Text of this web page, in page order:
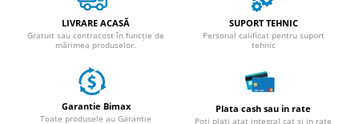
Masina Electrica 25 km/h
Masina Electrica 2 Locuri fara
Scutere Electrice
Cu 2 Roti
LIVRARE ACASĂ
Gratuit sau contracost în funcție de
mărimea produselor.
SUPORT TEHNIC
Personal calificat pentru suport
tehnic
Garantie Bimax
Toate produsele au Garantie
Plata cash sau in rate
Poti plati atat integral cat si in rate